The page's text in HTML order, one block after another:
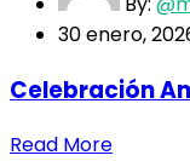
30 enero,
Celebración
Read More